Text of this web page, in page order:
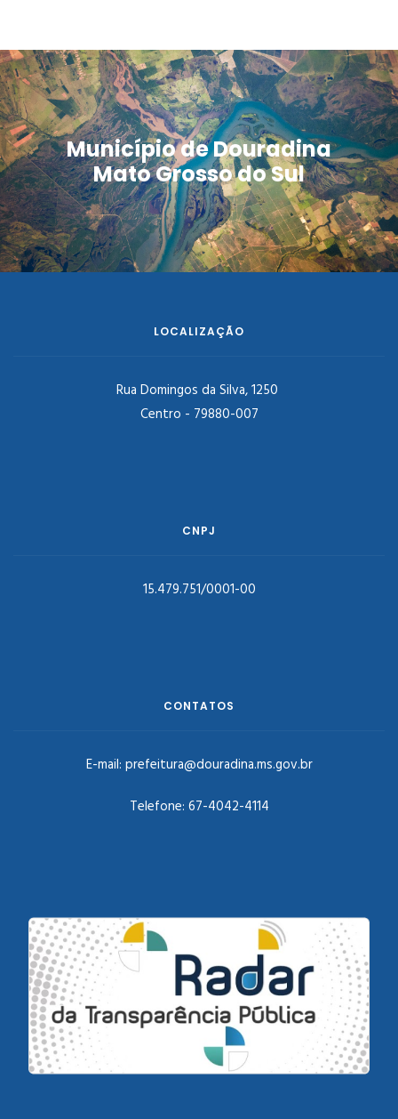
Município de Douradina
Mato Grosso do Sul
LOCALIZAÇÃO
Rua Domingos da Silva, 1250
Centro - 79880-007
CNPJ
15.479.751/0001-00
CONTATOS
E-mail: prefeitura@douradina.ms.gov.br
Telefone: 67-4042-4114